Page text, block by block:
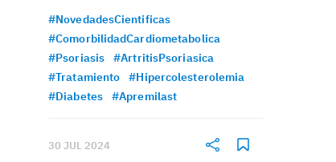
#NovedadesCientificas
#ComorbilidadCardiometabolica
#Psoriasis
#ArtritisPsoriasica
#Tratamiento
#Hipercolesterolemia
#Diabetes
#Apremilast
30 JUL 2024